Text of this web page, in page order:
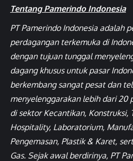
Tentang Pamerindo Indonesia
PT Pamerindo Indonesia adalah
perdagangan terkemuka di
dengan tujuan tunggal
dagang khusus untuk pasar
berkembang sangat pesat dan
menyelenggarakan lebih dari 20
di sektor Kecantikan, Konstruksi,
Hospitality, Laboratorium,
Pengemasan, Plastik & Karet,
Gas. Sejak awal berdirinya, PT